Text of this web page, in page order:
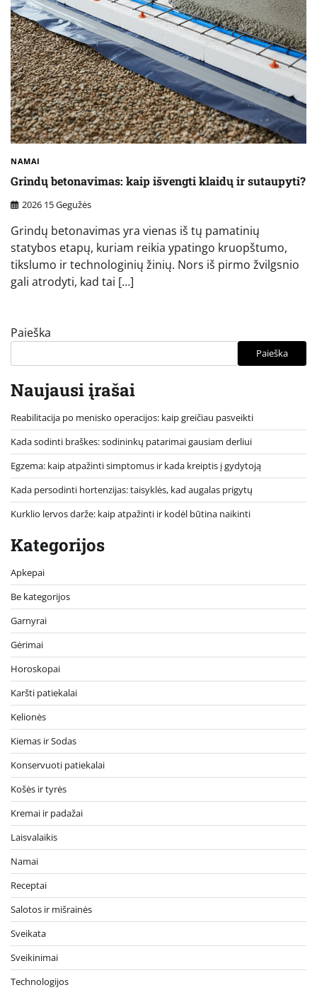
NAMAI
Grindų betonavimas: kaip išvengti klaidų ir sutaupyti?
2026 15 Gegužės
Grindų betonavimas yra vienas iš tų pamatinių
statybos etapų, kuriam reikia ypatingo kruopštumo,
tikslumo ir technologinių žinių. Nors iš pirmo žvilgsnio
gali atrodyti, kad tai […]
Paieška
Paieška
Naujausi įrašai
Reabilitacija po menisko operacijos: kaip greičiau pasveikti
Kada sodinti braškes: sodininkų patarimai gausiam derliui
Egzema: kaip atpažinti simptomus ir kada kreiptis į gydytoją
Kada persodinti hortenzijas: taisyklės, kad augalas prigytų
Kurklio lervos darže: kaip atpažinti ir kodėl būtina naikinti
Kategorijos
Apkepai
Be kategorijos
Garnyrai
Gėrimai
Horoskopai
Karšti patiekalai
Kelionės
Kiemas ir Sodas
Konservuoti patiekalai
Košės ir tyrės
Kremai ir padažai
Laisvalaikis
Namai
Receptai
Salotos ir mišrainės
Sveikata
Sveikinimai
Technologijos